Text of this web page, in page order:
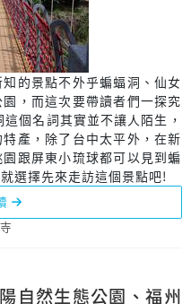
的景點不外乎蝙蝠洞、仙女
，而這次要帶讀者們一探究
個名詞其實並不讓人陌生，
產，除了台中太平外，在新
跟屏東小琉球都可以見到蝙
選擇先來走訪這個景點吧!
自然生態公園、福州